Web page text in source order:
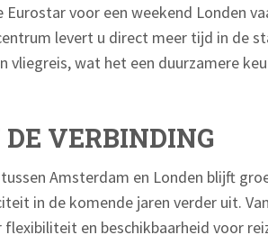
voor een weekend Londen
levert u direct meer tijd in de
vliegreis, wat het een duurzamere
VERBINDING
Amsterdam en Londen blijft
in de komende jaren verder uit.
en beschikbaarheid voor